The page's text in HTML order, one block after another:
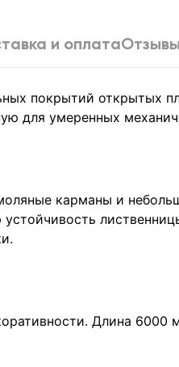
и оплатаОтзывы
покрытий открытых
для умеренных
карманы и
Длина